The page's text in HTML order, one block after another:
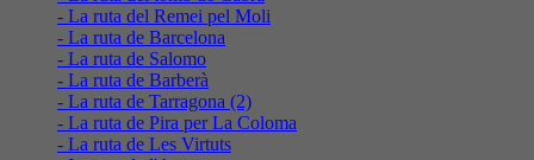
- La ruta del Remei pel Moli
- La ruta de Barcelona
- La ruta de Salomo
- La ruta de Barberà
- La ruta de Tarragona (2)
- La ruta de Pira per La Coloma
- La ruta de Les Virtuts